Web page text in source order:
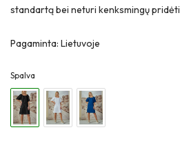
standartą bei neturi kenksmingų
Pagaminta: Lietuvoje
Spalva